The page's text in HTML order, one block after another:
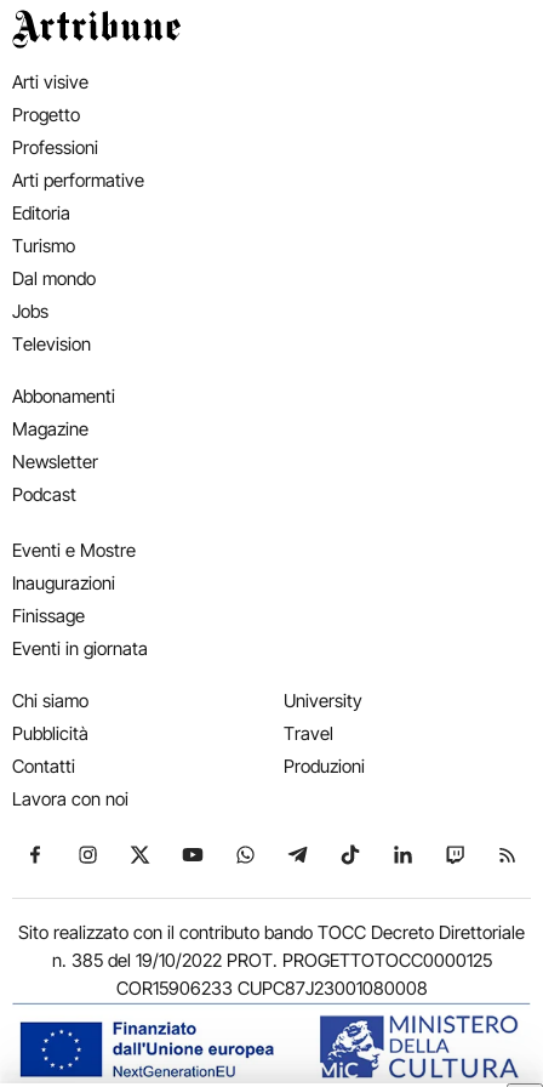
Artribune
Arti visive
Progetto
Professioni
Arti performative
Editoria
Turismo
Dal mondo
Jobs
Television
Abbonamenti
Magazine
Newsletter
Podcast
Eventi e Mostre
Inaugurazioni
Finissage
Eventi in giornata
Chi siamo
Pubblicità
Contatti
Lavora con noi
University
Travel
Produzioni
Seguici su Facebook
Seguici su Instagram
Seguici su X
Seguici su YouTube
Seguici su WhatsApp
Seguici su Telegram
Seguici su TikTok
Seguici su
Seguici
Sito realizzato con il contributo bando TOCC Decreto Direttoriale
n. 385 del 19/10/2022 PROT. PROGETTOTOCC0000125
COR15906233 CUPC87J23001080008